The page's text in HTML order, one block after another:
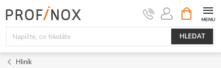
na
obsah
HLEDAT
NÁKUPNÍ
KOŠÍK
Hliník